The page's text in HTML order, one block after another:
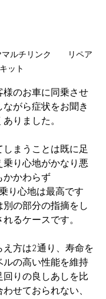
ルチリンク　　リペア
キット
のお車に同乗させ
がら症状をお聞き
りました。
まうことは既に足
乗り心地がかなり悪
かかわらず
り心地は最高です
の部分の指摘をし
るケースです。
方は2通り、寿命を
の高い性能を維持
回りの良しあしを比
せておられない、